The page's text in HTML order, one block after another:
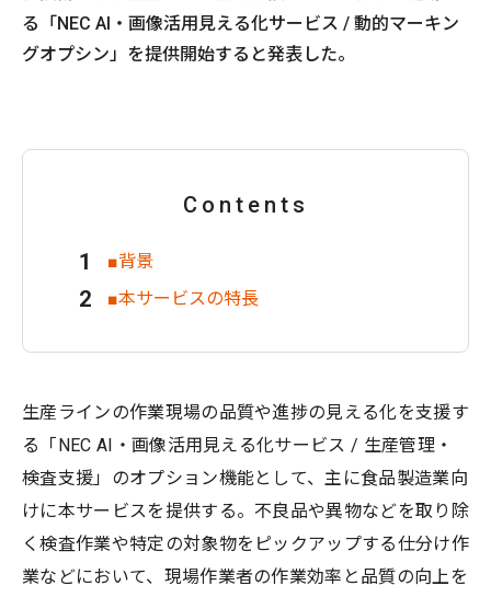
る「NEC AI・画像活用見える化サービス / 動的マーキン
グオプシン」を提供開始すると発表した。
Contents
■背景
■本サービスの特長
生産ラインの作業現場の品質や進捗の見える化を支援す
る「NEC AI・画像活用見える化サービス / 生産管理・
検査支援」のオプション機能として、主に食品製造業向
けに本サービスを提供する。不良品や異物などを取り除
く検査作業や特定の対象物をピックアップする仕分け作
業などにおいて、現場作業者の作業効率と品質の向上を